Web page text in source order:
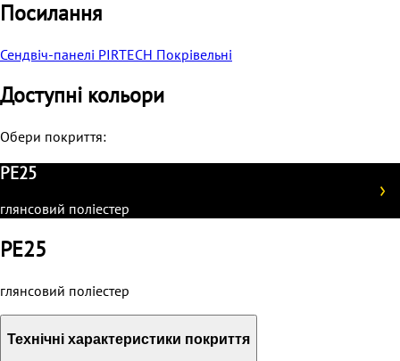
Посилання
Сендвіч-панелі PIRTECH Покрівельні
Доступні кольори
Обери покриття:
PE25
глянсовий поліестер
PE25
глянсовий поліестер
Технічні характеристики покриття